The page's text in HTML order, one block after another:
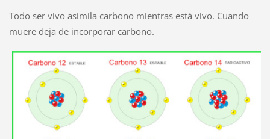
Todo ser vivo asimila carbono mientras está vivo. Cuando
muere deja de incorporar carbono.